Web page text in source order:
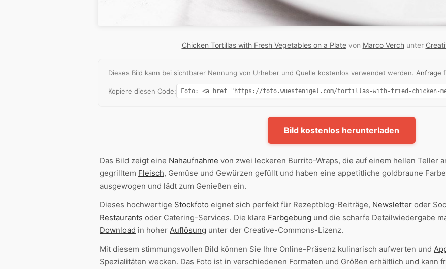
Chicken Tortillas with Fresh Vegetables on a Platevon Marco Verchunter
Dieses Bild kann bei sichtbarer Nennung von Urheber und Quelle kostenlos verwendet werden. Anfrage
Kopiere diesen Code:
Bild kostenlos herunterladen
Das Bild zeigt eine Nahaufnahme von zwei leckeren Burrito-Wraps, die auf einem hellen Teller
gegrilltem Fleisch, Gemüse und Gewürzen gefüllt und haben eine appetitliche goldbraune
ausgewogen und lädt zum Genießen ein.
Dieses hochwertige Stockfoto eignet sich perfekt für Rezeptblog-Beiträge, Newsletter oder
Restaurants oder Catering-Services. Die klare Farbgebung und die scharfe Detailwiedergabe
Download in hoher Auflösung unter der Creative-Commons-Lizenz.
Mit diesem stimmungsvollen Bild können Sie Ihre Online-Präsenz kulinarisch aufwerten und
Spezialitäten wecken. Das Foto ist in verschiedenen Formaten und Größen erhältlich und kann